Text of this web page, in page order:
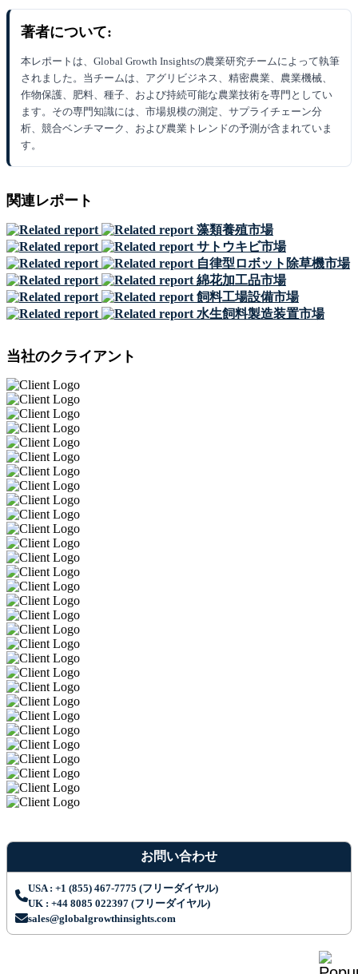
著者について:
本レポートは、Global Growth Insightsの農業研究チームによって執筆
されました。当チームは、アグリビジネス、精密農業、農業機械、
作物保護、肥料、種子、および持続可能な農業技術を専門としてい
ます。その専門知識には、市場規模の測定、サプライチェーン分
析、競合ベンチマーク、および農業トレンドの予測が含まれていま
す。
関連レポート
藻類養殖市場
サトウキビ市場
自律型ロボット除草機市場
綿花加工品市場
飼料工場設備市場
水生飼料製造装置市場
当社のクライアント
お問い合わせ
USA : +1 (855) 467-7775 (フリーダイヤル)
UK : +44 8085 022397 (フリーダイヤル)
sales@globalgrowthinsights.com